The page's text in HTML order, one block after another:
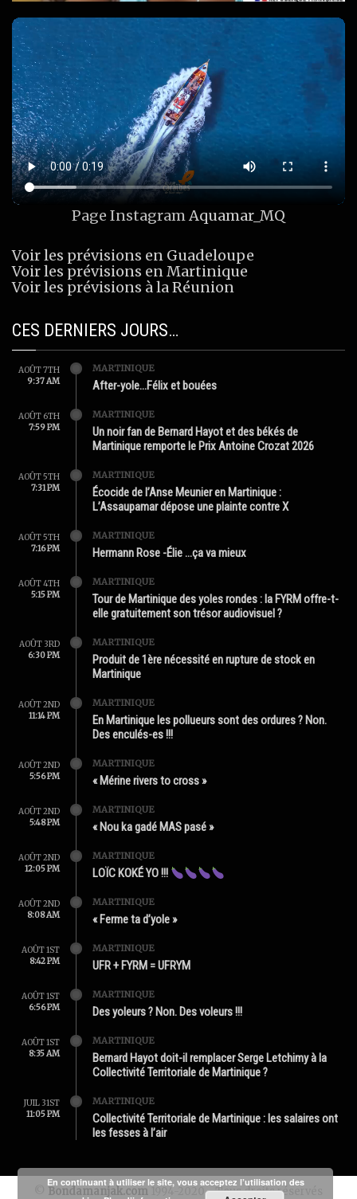
Page InstagramAquamar_MQ
Voir les prévisions en Guadeloupe
Voir les prévisions en Martinique
Voir les prévisions à la Réunion
CES DERNIERS JOURS…
AOÛT 7TH
9:37 AM
MARTINIQUE
After-yole…Félix et bouées
AOÛT 6TH
7:59 PM
MARTINIQUE
Un noir fan de Bernard Hayot et des békés de
Martinique remporte le Prix Antoine Crozat 2026
AOÛT 5TH
7:31 PM
MARTINIQUE
Écocide de l’Anse Meunier en Martinique :
L’Assaupamar dépose une plainte contre X
AOÛT 5TH
7:16 PM
MARTINIQUE
Hermann Rose -Élie …ça va mieux
AOÛT 4TH
5:15 PM
MARTINIQUE
Tour de Martinique des yoles rondes : la FYRM offre-t-
elle gratuitement son trésor audiovisuel ?
AOÛT 3RD
6:30 PM
MARTINIQUE
Produit de 1ère nécessité en rupture de stock en
Martinique
AOÛT 2ND
11:14 PM
MARTINIQUE
En Martinique les pollueurs sont des ordures ? Non.
Des enculés-es !!!
AOÛT 2ND
5:56 PM
MARTINIQUE
« Mérine rivers to cross »
AOÛT 2ND
5:48 PM
MARTINIQUE
« Nou ka gadé MAS pasé »
AOÛT 2ND
12:05 PM
MARTINIQUE
LOÏC KOKÉ YO !!!
AOÛT 2ND
8:08 AM
MARTINIQUE
« Ferme ta d’yole »
AOÛT 1ST
8:42 PM
MARTINIQUE
UFR + FYRM = UFRYM
AOÛT 1ST
6:56 PM
MARTINIQUE
Des yoleurs ? Non. Des voleurs !!!
AOÛT 1ST
8:35 AM
MARTINIQUE
Bernard Hayot doit-il remplacer Serge Letchimy à la
Collectivité Territoriale de Martinique ?
JUIL 31ST
11:05 PM
MARTINIQUE
Collectivité Territoriale de Martinique : les salaires ont
les fesses à l’air
Bondamanjak.com 1994-2020 - Tous droits réservés
En continuant à utiliser le site, vous acceptez l’utilisation des